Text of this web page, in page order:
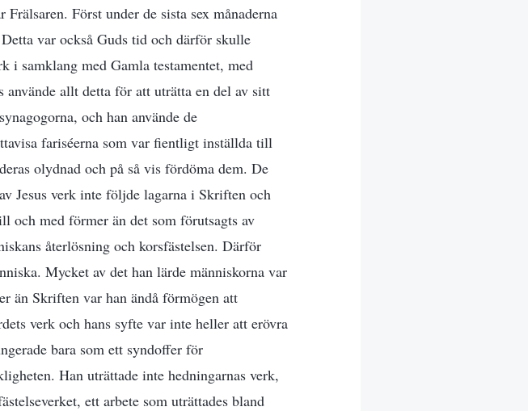
Först under de sista sex månaderna
var också Guds tid och därför skulle
i samklang med Gamla testamentet, med
använde allt detta för att uträtta en del av sitt
och han använde de
fariséerna som var fientligt inställda till
olydnad och på så vis fördöma dem. De
Jesus verk inte följde lagarna i Skriften och
och med förmer än det som förutsagts av
återlösning och korsfästelsen. Därför
Mycket av det han lärde människorna var
än Skriften var han ändå förmögen att
verk och hans syfte var inte heller att erövra
bara som ett syndoffer för
Han uträttade inte hedningarnas verk,
ett arbete som uträttades bland